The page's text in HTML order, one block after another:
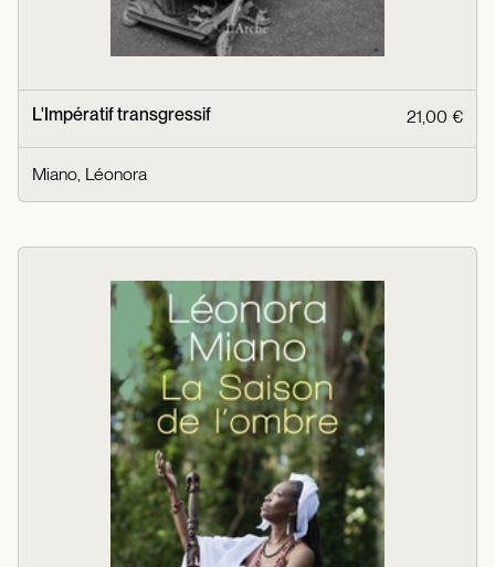
L'Impératif transgressif 21,00 €
Miano, Léonora